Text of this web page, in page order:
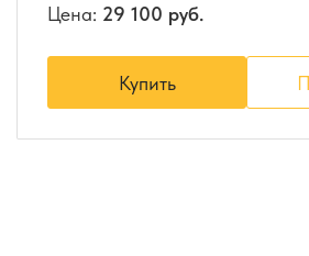
Цена: 29 100 руб.
Купить